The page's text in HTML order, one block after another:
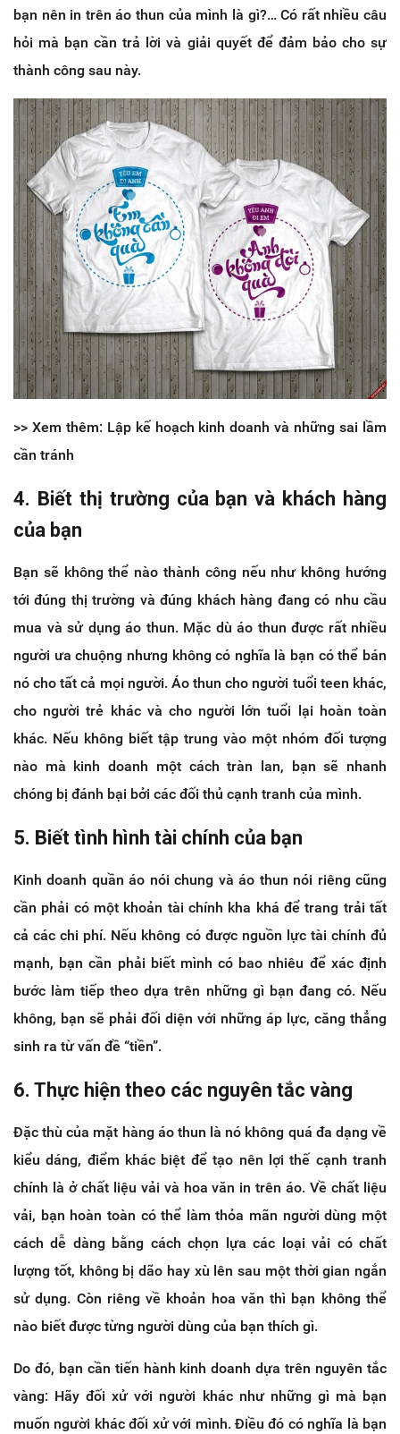
bạn nên in trên áo thun của mình là gì?… Có rất nhiều câu
hỏi mà bạn cần trả lời và giải quyết để đảm bảo cho sự
thành công sau này.
>> Xem thêm: Lập kế hoạch kinh doanh và những sai lầm
cần tránh
4. Biết thị trường của bạn và khách hàng
của bạn
Bạn sẽ không thể nào thành công nếu như không hướng
tới đúng thị trường và đúng khách hàng đang có nhu cầu
mua và sử dụng áo thun. Mặc dù áo thun được rất nhiều
người ưa chuộng nhưng không có nghĩa là bạn có thể bán
nó cho tất cả mọi người. Áo thun cho người tuổi teen khác,
cho người trẻ khác và cho người lớn tuổi lại hoàn toàn
khác. Nếu không biết tập trung vào một nhóm đối tượng
nào mà kinh doanh một cách tràn lan, bạn sẽ nhanh
chóng bị đánh bại bởi các đối thủ cạnh tranh của mình.
5. Biết tình hình tài chính của bạn
Kinh doanh quần áo nói chung và áo thun nói riêng cũng
cần phải có một khoản tài chính kha khá để trang trải tất
cả các chi phí. Nếu không có được nguồn lực tài chính đủ
mạnh, bạn cần phải biết mình có bao nhiêu để xác định
bước làm tiếp theo dựa trên những gì bạn đang có. Nếu
không, bạn sẽ phải đối diện với những áp lực, căng thẳng
sinh ra từ vấn đề “tiền”.
6. Thực hiện theo các nguyên tắc vàng
Đặc thù của mặt hàng áo thun là nó không quá đa dạng về
kiểu dáng, điểm khác biệt để tạo nên lợi thế cạnh tranh
chính là ở chất liệu vải và hoa văn in trên áo. Về chất liệu
vải, bạn hoàn toàn có thể làm thỏa mãn người dùng một
cách dễ dàng bằng cách chọn lựa các loại vải có chất
lượng tốt, không bị dão hay xù lên sau một thời gian ngắn
sử dụng. Còn riêng về khoản hoa văn thì bạn không thể
nào biết được từng người dùng của bạn thích gì.
Do đó, bạn cần tiến hành kinh doanh dựa trên nguyên tắc
vàng: Hãy đối xử với người khác như những gì mà bạn
muốn người khác đối xử với mình. Điều đó có nghĩa là bạn